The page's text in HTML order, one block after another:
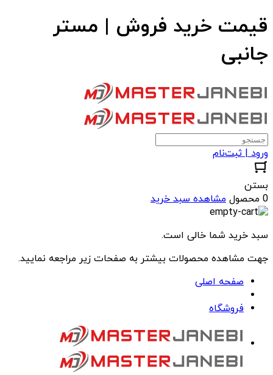
قیمت خرید فروش | مستر
جانبی
ورود | ثبت‌نام
بستن
0 محصول
مشاهده سبد خرید
سبد خرید شما خالی است.
جهت مشاهده محصولات بیشتر به صفحات زیر مراجعه نمایید.
صفحه اصلی
فروشگاه